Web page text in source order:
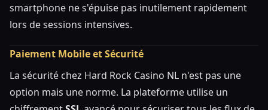
smartphone ne s'épuise pas inutilement rapidement
lors de sessions intensives.
Paiement Mobile et Sécurité
La sécurité chez Hard Rock Casino NL n'est pas une
option mais une norme. La plateforme utilise un